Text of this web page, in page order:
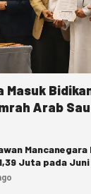
Masuk
Arab
Mancanegara
Juta pada